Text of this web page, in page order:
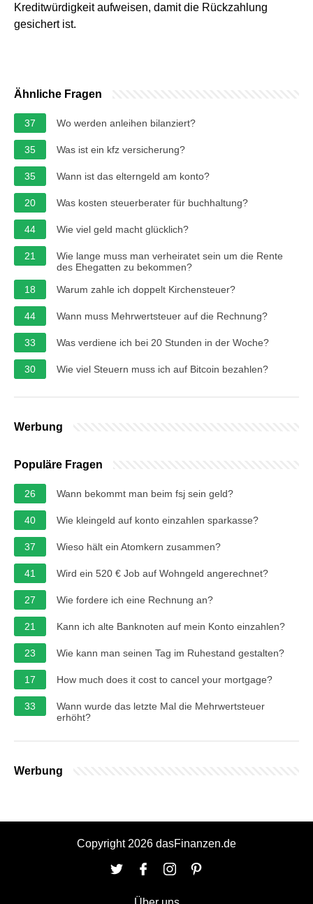
Kreditwürdigkeit aufweisen, damit die Rückzahlung
gesichert ist.
Ähnliche Fragen
37 Wo werden anleihen bilanziert?
35 Was ist ein kfz versicherung?
35 Wann ist das elterngeld am konto?
20 Was kosten steuerberater für buchhaltung?
44 Wie viel geld macht glücklich?
21
Wie lange muss man verheiratet sein um die Rente
des Ehegatten zu bekommen?
18
Warum zahle ich doppelt Kirchensteuer?
44 Wann muss Mehrwertsteuer auf die Rechnung?
33 Was verdiene ich bei 20 Stunden in der Woche?
30 Wie viel Steuern muss ich auf Bitcoin bezahlen?
Werbung
Populäre Fragen
26 Wann bekommt man beim fsj sein geld?
40 Wie kleingeld auf konto einzahlen sparkasse?
37 Wieso hält ein Atomkern zusammen?
41 Wird ein 520 € Job auf Wohngeld angerechnet?
27 Wie fordere ich eine Rechnung an?
21 Kann ich alte Banknoten auf mein Konto einzahlen?
23 Wie kann man seinen Tag im Ruhestand gestalten?
17 How much does it cost to cancel your mortgage?
33
Wann wurde das letzte Mal die Mehrwertsteuer
erhöht?
Werbung
Copyright 2026 dasFinanzen.de